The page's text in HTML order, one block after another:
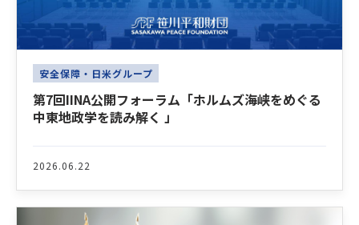
安全保障・日米グループ
第7回IINA公開フォーラム「ホルムズ海峡をめぐる
中東地政学を読み解く 」
2026.06.22